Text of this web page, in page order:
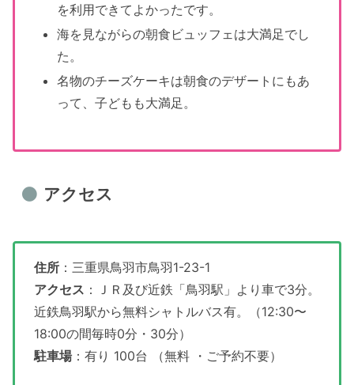
を利用できてよかったです。
海を見ながらの朝食ビュッフェは大満足でし
た。
名物のチーズケーキは朝食のデザートにもあ
って、子どもも大満足。
アクセス
住所 ：三重県鳥羽市鳥羽1-23-1
アクセス ：ＪＲ及び近鉄「鳥羽駅」より車で3分。
近鉄鳥羽駅から無料シャトルバス有。（12:30〜
18:00の間毎時0分・30分）
駐車場：有り 100台 （無料 ・ご予約不要）